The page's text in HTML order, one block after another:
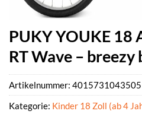
PUKY YOUKE 18
RT Wave – breezy
Artikelnummer: 4015731043505
Kategorie: Kinder 18 Zoll (ab 4